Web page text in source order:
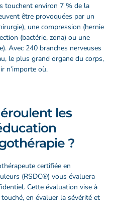
touchent environ 7 % de la
être provoquées par un
une compression (hernie
(bactérie, zona) ou une
Avec 240 branches nerveuses
le plus grand organe du corps,
n’importe où.
les
?
certifiée en
(RSDC®) vous évaluera
Cette évaluation vise à
en évaluer la sévérité et